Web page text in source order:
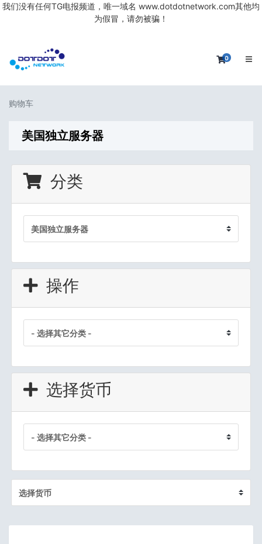
我们没有任何TG电报频道，唯一域名 www.dotdotnetwork.com其他均
为假冒，请勿被骗！
0购物车
购物车
美国独立服务器
分类
操作
选择货币